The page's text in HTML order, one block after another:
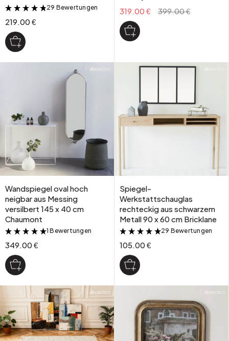
&
29 Bewertungen
219.00 €
319.00 €
399.00 €
Wandspiegel oval hoch
neigbar aus Messing
versilbert 145 x 40 cm
Chaumont
&
1 Bewertungen
349.00 €
Spiegel-
Werkstattschauglas
rechteckig aus schwarzem
Metall 90 x 60 cm Bricklane
&
29 Bewertungen
105.00 €